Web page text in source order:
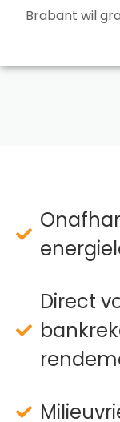
Brabant wil
Direct